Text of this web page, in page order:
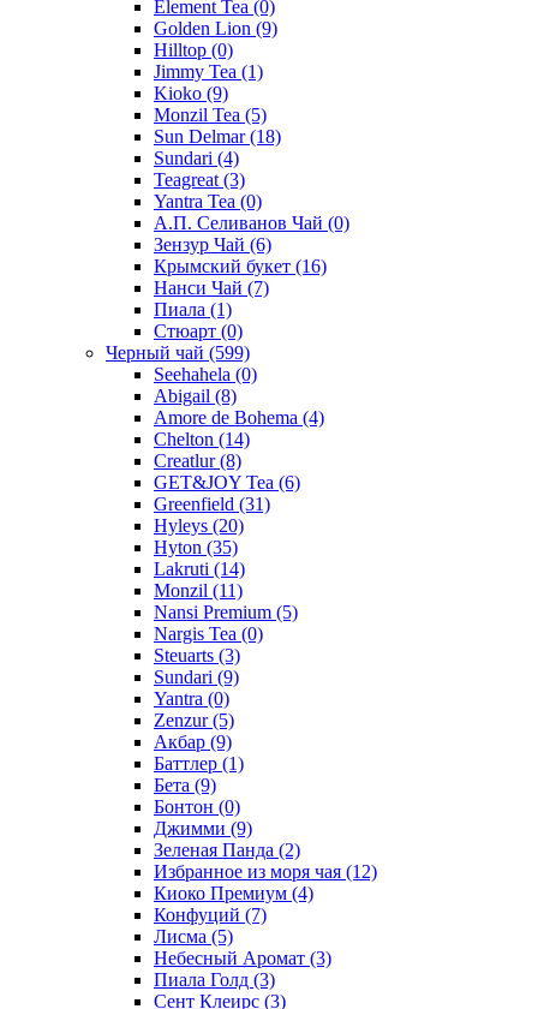
Element Tea (0)
Golden Lion (9)
Hilltop (0)
Jimmy Tea (1)
Kioko (9)
Monzil Tea (5)
Sun Delmar(18)
Sundari (4)
Teagreat (3)
Yantra Tea (0)
А.П. Селиванов Чай (0)
Зензур Чай (6)
Крымский букет (16)
Нанси Чай (7)
Пиала (1)
Стюарт (0)
Черный чай (599)
Seehahela (0)
Abigail (8)
Amore de Bohema (4)
Chelton (14)
Creatlur(8)
GET&JOY Tea (6)
Greenfield (31)
Hyleys (20)
Hyton (35)
Lakruti (14)
Monzil (11)
Nansi Premium (5)
Nargis Tea (0)
Steuarts (3)
Sundari (9)
Yantra (0)
Zenzur(5)
Акбар (9)
Баттлер (1)
Бета (9)
Бонтон (0)
Джимми (9)
Зеленая Панда (2)
Избранное из моря чая (12)
Киоко Премиум (4)
Конфуций (7)
Лисма (5)
Небесный Аромат (3)
Пиала Голд (3)
Сент Клеирс (3)